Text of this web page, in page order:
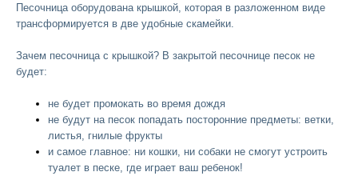
Песочница оборудована крышкой, которая в разложенном виде
трансформируется в две удобные скамейки.
Зачем песочница с крышкой? В закрытой песочнице песок не
будет:
не будет промокать во время дождя
не будут на песок попадать посторонние предметы: ветки,
листья, гнилые фрукты
и самое главное: ни кошки, ни собаки не смогут устроить
туалет в песке, где играет ваш ребенок!